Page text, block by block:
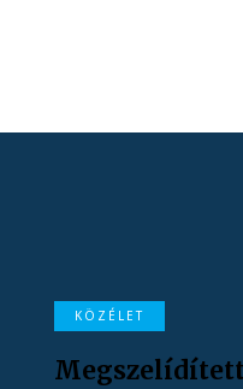
KÖZÉLET